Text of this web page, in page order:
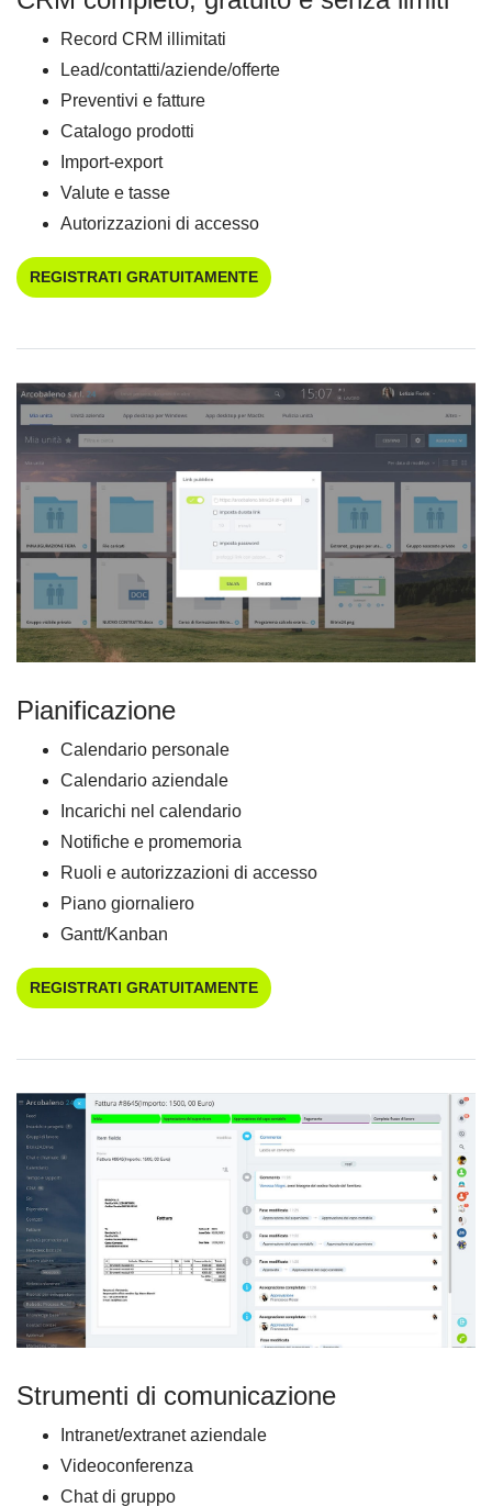
Record CRM illimitati
Lead/contatti/aziende/offerte
Preventivi e fatture
Catalogo prodotti
Import-export
Valute e tasse
Autorizzazioni di accesso
REGISTRATI GRATUITAMENTE
Pianificazione
Calendario personale
Calendario aziendale
Incarichi nel calendario
Notifiche e promemoria
Ruoli e autorizzazioni di accesso
Piano giornaliero
Gantt/Kanban
REGISTRATI GRATUITAMENTE
Strumenti di comunicazione
Intranet/extranet aziendale
Videoconferenza
Chat di gruppo